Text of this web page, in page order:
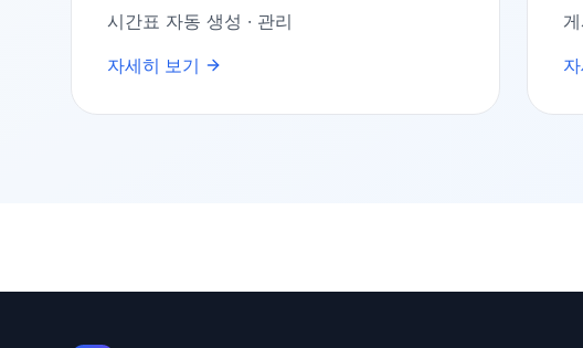
시간표 자동 생성 · 관리
자세히 보기